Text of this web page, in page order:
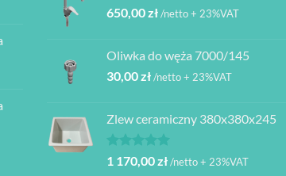
650,00zł/netto + 23%VAT
Oliwka do węża 7000/145
30,00zł/netto + 23%VAT
Zlew ceramiczny 380x380x245
Oceniono
na 5
1 170,00zł/netto + 23%VAT